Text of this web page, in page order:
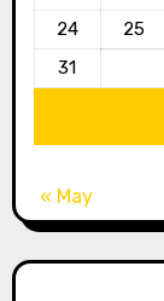
24
25
31
« May